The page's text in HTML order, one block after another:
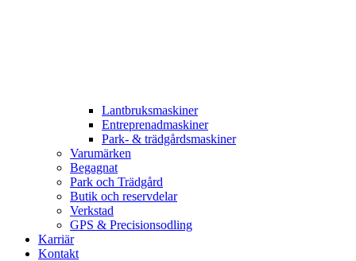
Lantbruksmaskiner
Entreprenadmaskiner
Park- & trädgårdsmaskiner
Varumärken
Begagnat
Park och Trädgård
Butik och reservdelar
Verkstad
GPS & Precisionsodling
Karriär
Kontakt